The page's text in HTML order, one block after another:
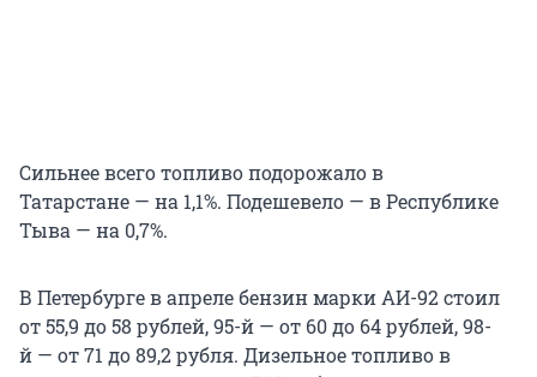
Сильнее всего топливо подорожало в
Татарстане — на 1,1%. Подешевело — в Республике
Тыва — на 0,7%.
В Петербурге в апреле бензин марки АИ-92 стоил
от 55,9 до 58 рублей, 95-й — от 60 до 64 рублей, 98-
й — от 71 до 89,2 рубля. Дизельное топливо в